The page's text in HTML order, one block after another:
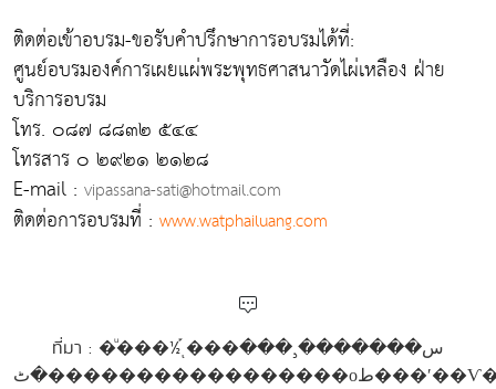
ติดต่อเข้าอบรม-ขอรับคำปรึกษาการอบรมได้ที่:
ศูนย์อบรมองค์การเผยแผ่พระพุทธศาสนาวัดไผ่เหลือง ฝ่าย
บริการอบรม
โทร. ๐๘๗ ๘๘๓๒ ๕๔๔
โทรสาร ๐ ๒๙๒๑ ๒๑๒๘
E-mail : vipassana-sati@hotmail.com
ติดต่อการอบรมที่ : www.watphailuang.com
ที่มา : �ͧ���½֡ͺ���س�������¸���
�ٹ�����������������оط���ʹ��Ѵ������ͧ"����������õ�"